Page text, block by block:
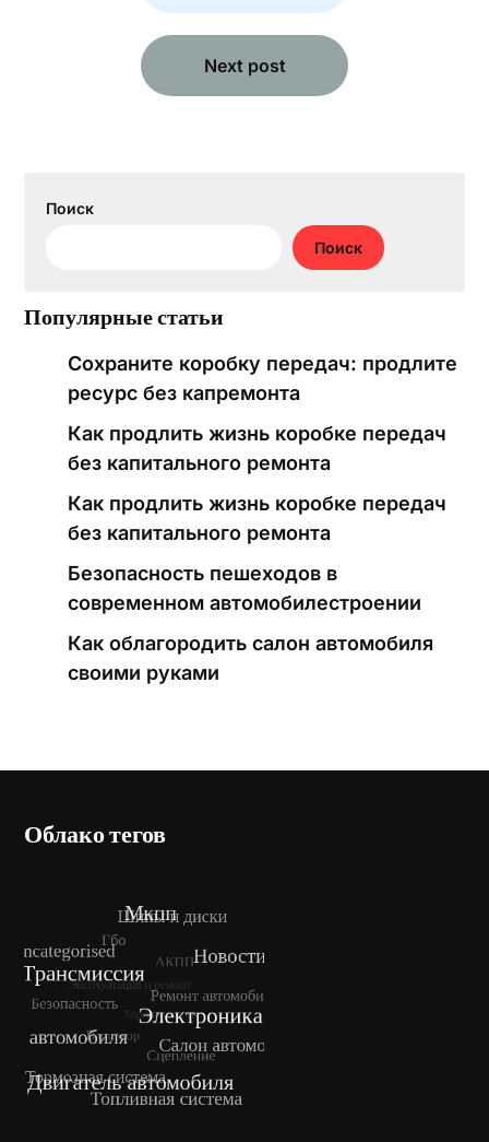
Next post
Поиск
Поиск
Популярные статьи
Сохраните коробку передач: продлите
ресурс без капремонта
Как продлить жизнь коробке передач
без капитального ремонта
Как продлить жизнь коробке передач
без капитального ремонта
Безопасность пешеходов в
современном автомобилестроении
Как облагородить салон автомобиля
своими руками
Облако тегов